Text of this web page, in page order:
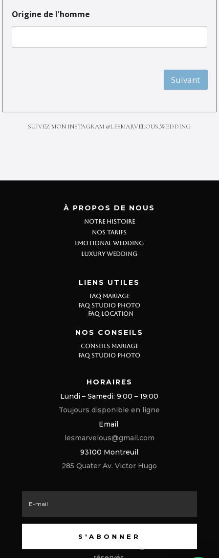
Origine de l'homme
Suivant
SUIVEZ MON INSTAGRAM @LESMARVELOUS_WEDDING
À PROPOS DE NOUS
NOTRE HISTOIRE
NOS TARIFS
EMOTIONAL WEDDING
LUXURY WEDDING
LIENS UTILES
FAQ MARIAGE
FAQ STUDIO PHOTO
FAQ LOCATION
NOS CONSEILS
CONSEILS MARIAGE
FAQ STUDIO PHOTO
HORAIRES
Lundi – Samedi: 9:00 – 19:00
Toujours disponible en ligne
Email
lesmarvelous@gmail.com
93100 Montreuil
285 Quater Av. Victor Hugo
S'ABONNER